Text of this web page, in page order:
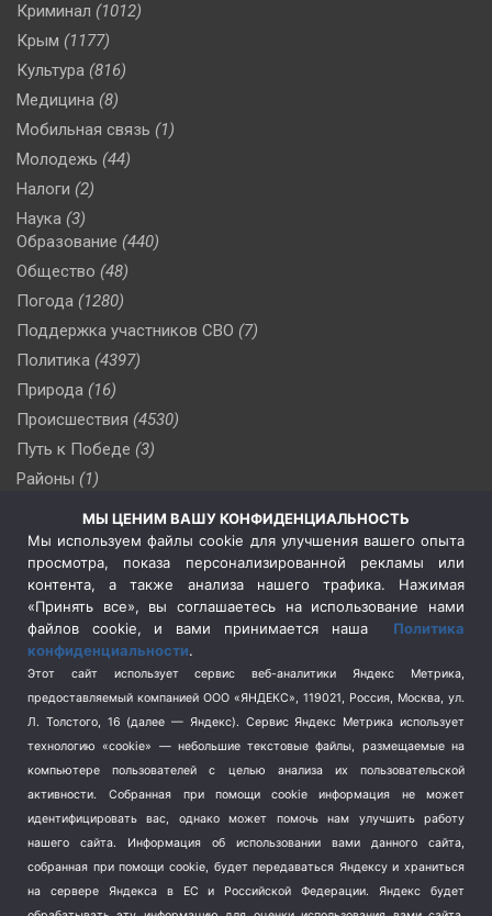
Криминал (1012)
Крым (1177)
Культура (816)
Медицина (8)
Мобильная связь (1)
Молодежь (44)
Налоги (2)
Наука (3)
Образование (440)
Общество (48)
Погода (1280)
Поддержка участников СВО (7)
Политика (4397)
Природа (16)
Происшествия (4530)
Путь к Победе (3)
Районы (1)
(510)
Сельское хозяйство (3)
Социальная политика
(3)
Спецоперация в Украине
Спецоперация на Украине
(404)
Спорт (740)
Терроризм (1)
Транспорт (262)
Туризм (178)
Школа и спорт (2)
Экология (8)
МЫ ЦЕНИМ ВАШУ КОНФИДЕНЦИАЛЬНОСТЬ
Мы используем файлы cookie для улучшения вашего опыта
просмотра, показа персонализированной рекламы или
контента, а также анализа нашего трафика. Нажимая
«Принять все», вы соглашаетесь на использование нами
файлов cookie, и вами принимается наша Политика
конфиденциальности.
Этот сайт использует сервис веб-аналитики Яндекс Метрика,
предоставляемый компанией ООО «ЯНДЕКС», 119021, Россия, Москва, ул.
Л. Толстого, 16 (далее — Яндекс). Сервис Яндекс Метрика использует
технологию «cookie» — небольшие текстовые файлы, размещаемые на
компьютере пользователей с целью анализа их пользовательской
активности.
Собранная при помощи cookie информация не может
идентифицировать вас, однако может помочь нам улучшить работу
нашего сайта. Информация об использовании вами данного сайта,
собранная при помощи cookie, будет передаваться Яндексу и храниться
на сервере Яндекса в ЕС и Российской Федерации. Яндекс будет